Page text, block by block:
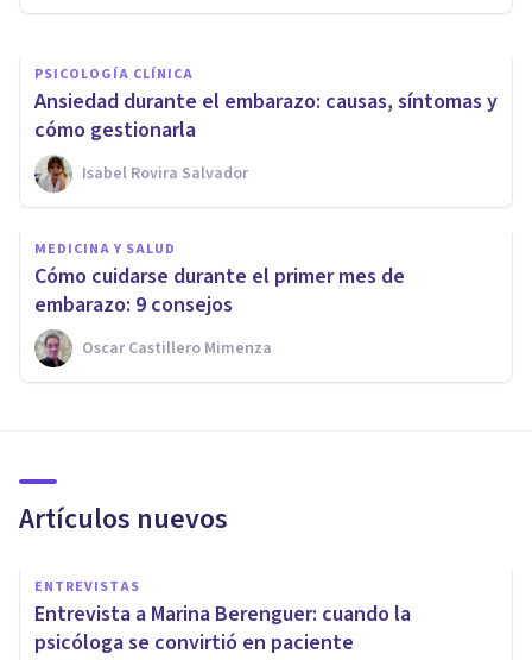
PSICOLOGÍA CLÍNICA
Ansiedad durante el embarazo: causas, síntomas y
cómo gestionarla
Isabel Rovira Salvador
MEDICINA Y SALUD
Cómo cuidarse durante el primer mes de
embarazo: 9 consejos
Oscar Castillero Mimenza
Artículos nuevos
ENTREVISTAS
Entrevista a Marina Berenguer: cuando la
psicóloga se convirtió en paciente